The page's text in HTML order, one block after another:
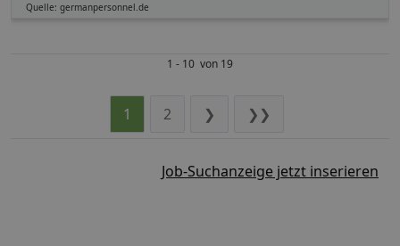
Quelle: germanpersonnel.de
1 - 10 von 19
1 2 ❯ ❯❯
Job-Suchanzeige jetzt inserieren